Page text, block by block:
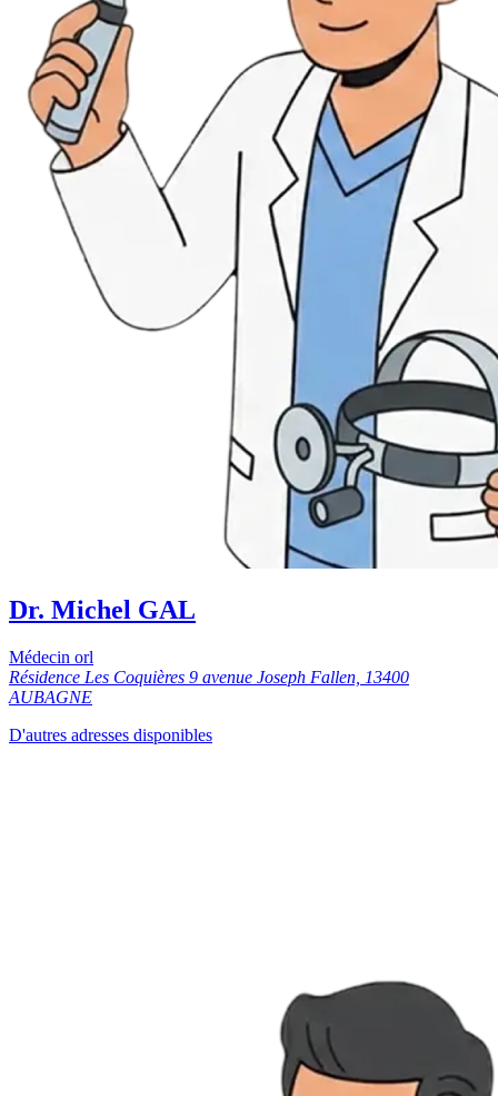
Dr. Michel GAL
Médecin orl
Résidence Les Coquières 9 avenue Joseph Fallen, 13400
AUBAGNE
D'autres adresses disponibles